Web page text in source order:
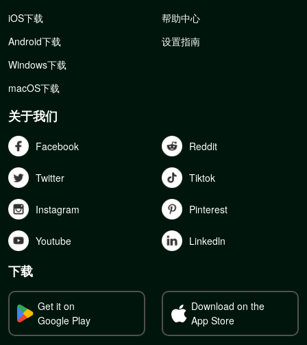
iOS下载
Android下载
Windows下载
macOS下载
帮助中心
设置指南
关于我们
Facebook Reddit
Twitter Tiktok
Instagram Pinterest
Youtube Linkedln
下载
Get it on
Google Play
Download on the
App Store